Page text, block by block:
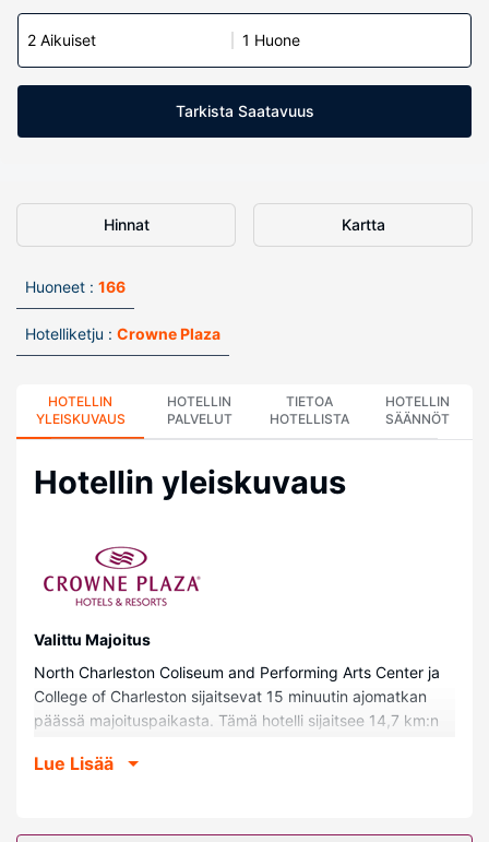
2 Aikuiset 1 Huone
Tarkista Saatavuus
Hinnat Kartta
Huoneet : 166
Hotelliketju : Crowne Plaza
HOTELLIN
YLEISKUVAUS
HOTELLIN
PALVELUT
TIETOA
HOTELLISTA
HOTELLIN
SÄÄNNÖT
Hotellin yleiskuvaus
Valittu Majoitus
North Charleston Coliseum and Performing Arts Center ja
College of Charleston sijaitsevat 15 minuutin ajomatkan
päässä majoituspaikasta. Tämä hotelli sijaitsee 14,7 km:n
(yliopisto) ja 15,4 km:n päässä kohteesta Charleston
Lue Lisää